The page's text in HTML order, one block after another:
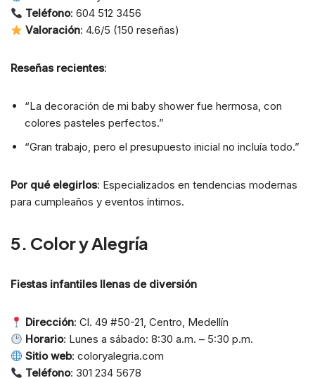
Teléfono: 604 512 3456
Valoración: 4.6/5 (150 reseñas)
Reseñas recientes:
“La decoración de mi baby shower fue hermosa, con
colores pasteles perfectos.”
“Gran trabajo, pero el presupuesto inicial no incluía todo.”
Por qué elegirlos: Especializados en tendencias modernas
para cumpleaños y eventos íntimos.
5. Color y Alegría
Fiestas infantiles llenas de diversión
Dirección: Cl. 49 #50-21, Centro, Medellín
Horario: Lunes a sábado: 8:30 a.m. – 5:30 p.m.
Sitio web: coloryalegria.com
Teléfono: 301 234 5678